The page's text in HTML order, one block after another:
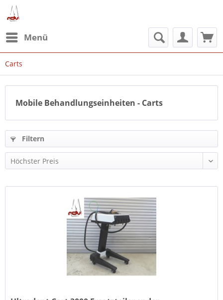
Menü
Carts
Mobile Behandlungseinheiten - Carts
Filtern